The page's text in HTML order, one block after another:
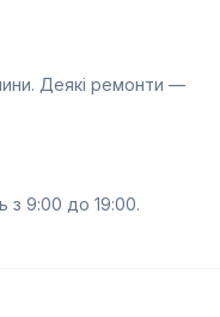
Деякі ремонти —
з 9:00 до 19:00.